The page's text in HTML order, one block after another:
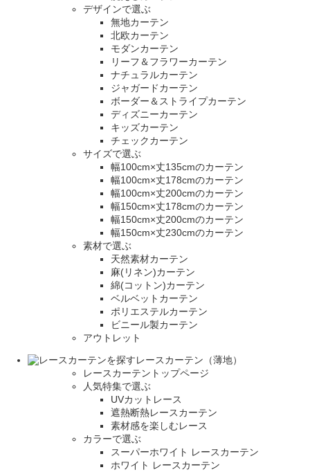
デザインで選ぶ
無地カーテン
北欧カーテン
モダンカーテン
リーフ＆フラワーカーテン
ナチュラルカーテン
ジャガードカーテン
ボーダー＆ストライプカーテン
ディズニーカーテン
キッズカーテン
チェックカーテン
サイズで選ぶ
幅100cm×丈135cmのカーテン
幅100cm×丈178cmのカーテン
幅100cm×丈200cmのカーテン
幅150cm×丈178cmのカーテン
幅150cm×丈200cmのカーテン
幅150cm×丈230cmのカーテン
素材で選ぶ
天然素材カーテン
麻(リネン)カーテン
綿(コットン)カーテン
ベルベットカーテン
ポリエステルカーテン
ビニール製カーテン
アウトレット
レースカーテン（薄地）
レースカーテントップページ
人気特集で選ぶ
UVカットレース
遮熱断熱レースカーテン
素材感を楽しむレース
カラーで選ぶ
スーパーホワイト レースカーテン
ホワイト レースカーテン